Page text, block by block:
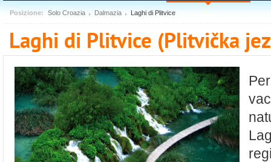
Posizione: Solo Croazia Dalmazia Laghi di Plitvice
Laghi di Plitvice (Plitvička